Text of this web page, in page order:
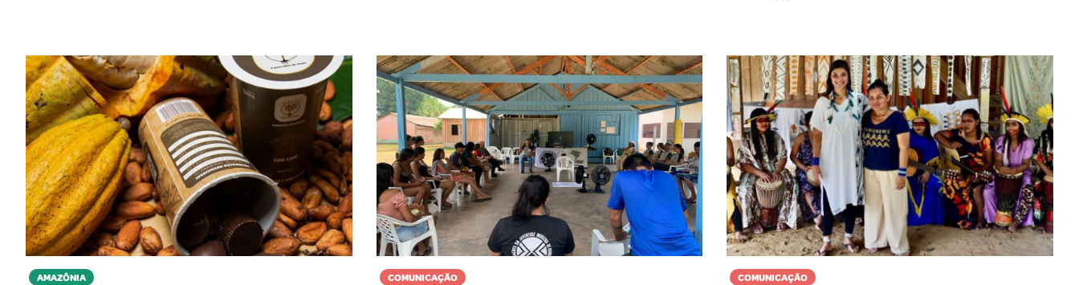
AMAZÔNIA COMUNICAÇÃO COMUNICAÇÃO